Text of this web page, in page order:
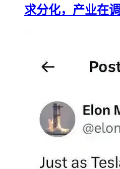
求分化，产业在